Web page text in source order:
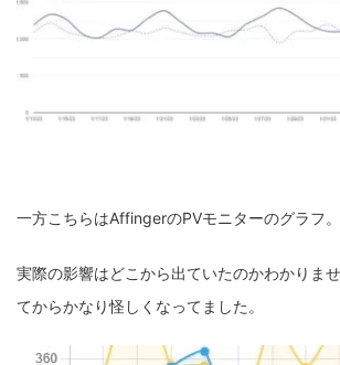
一方こちらはAffingerのPVモニターのグラフ。
実際の影響はどこから出ていたのかわかりま
てからかなり怪しくなってました。